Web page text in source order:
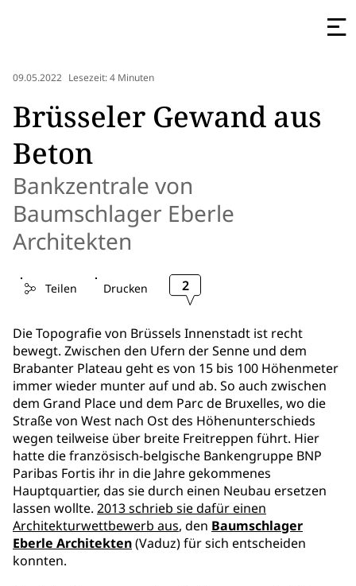
09.05.2022 Lesezeit: 4 Minuten
Brüsseler Gewand aus
Beton
Bankzentrale von
Baumschlager Eberle
Architekten
Teilen Drucken 2
Die Topografie von Brüssels Innenstadt ist recht
bewegt. Zwischen den Ufern der Senne und dem
Brabanter Plateau geht es von 15 bis 100 Höhenmeter
immer wieder munter auf und ab. So auch zwischen
dem Grand Place und dem Parc de Bruxelles, wo die
Straße von West nach Ost des Höhenunterschieds
wegen teilweise über breite Freitreppen führt. Hier
hatte die französisch-belgische Bankengruppe BNP
Paribas Fortis ihr in die Jahre gekommenes
Hauptquartier, das sie durch einen Neubau ersetzen
lassen wollte. 2013 schrieb sie dafür einen
Architekturwettbewerb aus, den Baumschlager
Eberle Architekten(Vaduz) für sich entscheiden
konnten.